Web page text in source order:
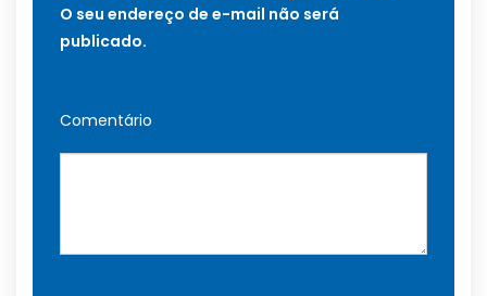
O seu endereço de e-mail não será
publicado.
Comentário